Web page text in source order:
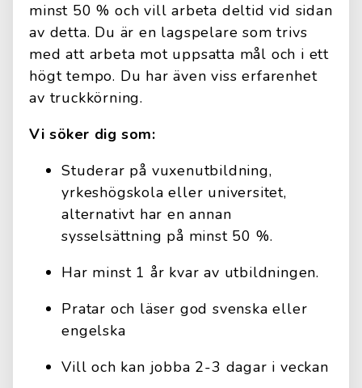
minst 50 % och vill arbeta deltid vid sidan
av detta. Du är en lagspelare som trivs
med att arbeta mot uppsatta mål och i ett
högt tempo. Du har även viss erfarenhet
av truckkörning.
Vi söker dig som:
Studerar på vuxenutbildning,
yrkeshögskola eller universitet,
alternativt har en annan
sysselsättning på minst 50 %.
Har minst 1 år kvar av utbildningen.
Pratar och läser god svenska eller
engelska
Vill och kan jobba 2-3 dagar i veckan